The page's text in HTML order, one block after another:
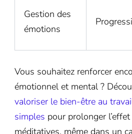
Gestion des
émotions
Vous souhaitez renforcer
émotionnel et mental ?
valoriser le bien-être au
simples pour prolonger
méditatives, même dans un